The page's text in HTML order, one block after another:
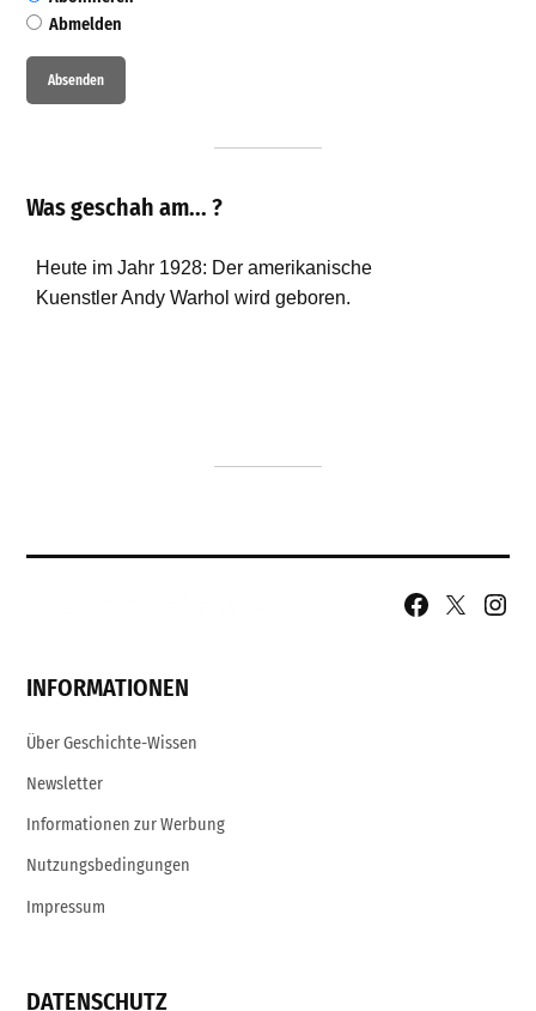
Abmelden
Was geschah am... ?
Facebook
X
INFORMATIONEN
Über Geschichte-Wissen
Newsletter
Informationen zur Werbung
Nutzungsbedingungen
Impressum
DATENSCHUTZ